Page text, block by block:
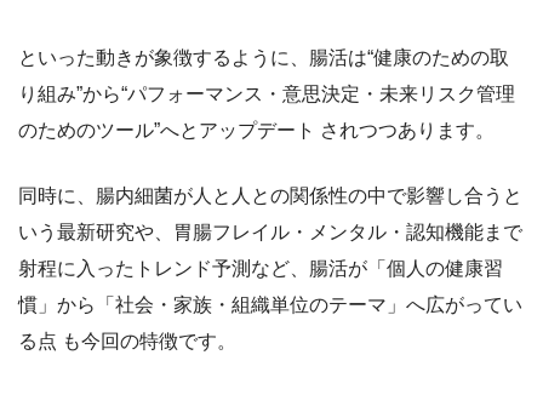
といった動きが象徴するように、腸活は“健康のための取
り組み”から“パフォーマンス・意思決定・未来リスク管理
のためのツール”へとアップデート されつつあります。
同時に、腸内細菌が人と人との関係性の中で影響し合うと
いう最新研究や、胃腸フレイル・メンタル・認知機能まで
射程に入ったトレンド予測など、腸活が「個人の健康習
慣」から「社会・家族・組織単位のテーマ」へ広がってい
る点 も今回の特徴です。